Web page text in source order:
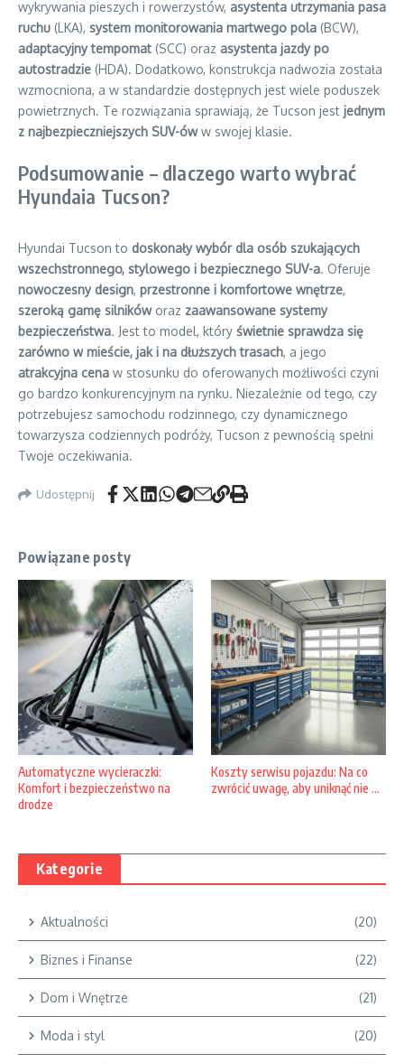
wykrywania pieszych i rowerzystów, asystenta utrzymania pasa
ruchu (LKA), system monitorowania martwego pola (BCW),
adaptacyjny tempomat (SCC) oraz asystenta jazdy po
autostradzie (HDA). Dodatkowo, konstrukcja nadwozia została
wzmocniona, a w standardzie dostępnych jest wiele poduszek
powietrznych. Te rozwiązania sprawiają, że Tucson jest jednym
z najbezpieczniejszych SUV-óww swojej klasie.
Podsumowanie – dlaczego warto wybrać
Hyundaia Tucson?
Hyundai Tucson to doskonały wybór dla osób szukających
wszechstronnego, stylowego i bezpiecznego SUV-a. Oferuje
nowoczesny design, przestronne i komfortowe wnętrze,
szeroką gamę silnikóworaz zaawansowane systemy
bezpieczeństwa. Jest to model, który świetnie sprawdza się
zarówno w mieście, jak i na dłuższych trasach, a jego
atrakcyjna cena w stosunku do oferowanych możliwości czyni
go bardzo konkurencyjnym na rynku. Niezależnie od tego, czy
potrzebujesz samochodu rodzinnego, czy dynamicznego
towarzysza codziennych podróży, Tucson z pewnością spełni
Twoje oczekiwania.
Udostępnij
Powiązane posty
Automatyczne wycieraczki:
Komfort i bezpieczeństwo na
drodze
Koszty serwisu pojazdu: Na co
zwrócić uwagę, aby uniknąć nie ...
Kategorie
Aktualności (20)
Biznes i Finanse (22)
Dom i Wnętrze (21)
Moda i styl (20)